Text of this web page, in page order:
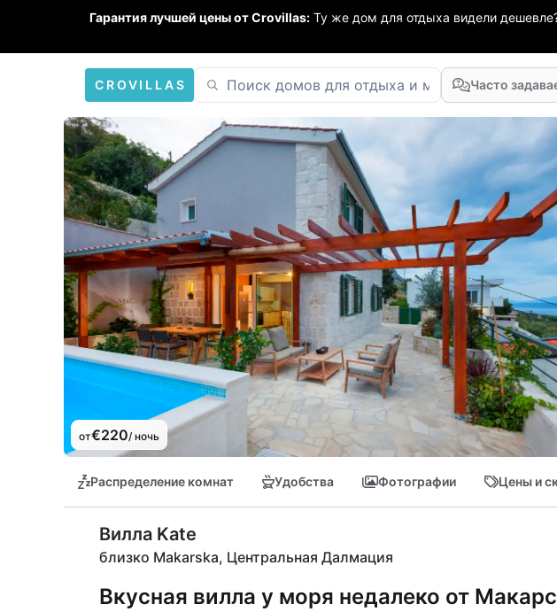
Гарантия лучшей цены от Crovillas: Ту же дом для отдыха видели
CROVILLAS Часто
от€220/ ночь
Распределение комнат Удобства Фотографии Цены и
Вилла Kate
близко Makarska, Центральная Далмация
Вкусная вилла у моря недалеко от